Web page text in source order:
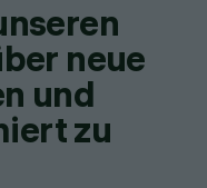
neue
und
zu